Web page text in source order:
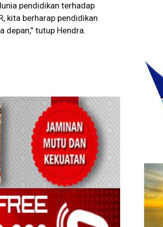
pendidikan terhadap
kita berharap pendidikan
tutup Hendra.